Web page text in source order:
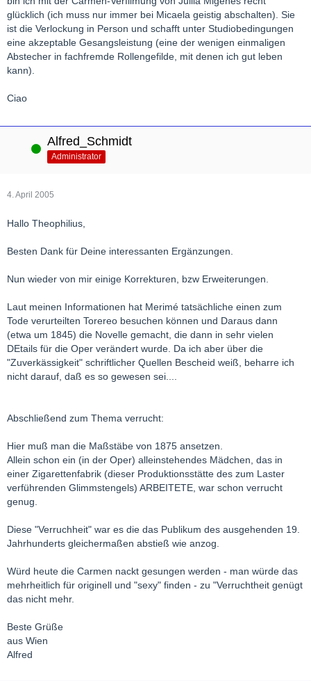
glücklich (ich muss nur immer bei Micaela geistig abschalten). Sie
ist die Verlockung in Person und schafft unter Studiobedingungen
eine akzeptable Gesangsleistung (eine der wenigen einmaligen
Abstecher in fachfremde Rollengefilde, mit denen ich gut leben
kann).
Ciao
Online Alfred_Schmidt
Administrator
4. April 2005
Hallo Theophilius,
Besten Dank für Deine interessanten Ergänzungen.
Nun wieder von mir einige Korrekturen, bzw Erweiterungen.
Laut meinen Informationen hat Merimé tatsächliche einen zum
Tode verurteilten Torereo besuchen können und Daraus dann
(etwa um 1845) die Novelle gemacht, die dann in sehr vielen
DEtails für die Oper verändert wurde. Da ich aber über die
"Zuverkässigkeit" schriftlicher Quellen Bescheid weiß, beharre ich
nicht darauf, daß es so gewesen sei....
Abschließend zum Thema verrucht:
Hier muß man die Maßstäbe von 1875 ansetzen.
Allein schon ein (in der Oper) alleinstehendes Mädchen, das in
einer Zigarettenfabrik (dieser Produktionsstätte des zum Laster
verführenden Glimmstengels) ARBEITETE, war schon verrucht
genug.
Diese "Verruchheit" war es die das Publikum des ausgehenden 19.
Jahrhunderts gleichermaßen abstieß wie anzog.
Würd heute die Carmen nackt gesungen werden - man würde das
mehrheitlich für originell und "sexy" finden - zu "Verruchtheit genügt
das nicht mehr.
Beste Grüße
aus Wien
Alfred